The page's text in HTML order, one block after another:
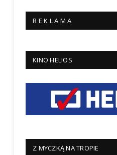
R E K L A M A
KINO HELIOS
Z MYCZKĄ NA TROPIE